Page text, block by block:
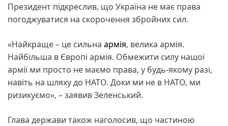
Президент підкреслив, що Україна не має права
погоджуватися на скорочення збройних сил.
«Найкраще – це сильна армія, велика армія.
Найбільша в Європі армія. Обмежити силу нашої
армії ми просто не маємо права, у будь-якому разі,
навіть на шляху до НАТО. Доки ми не в НАТО, ми
ризикуємо», – заявив Зеленський.
Глава держави також наголосив, що частиною